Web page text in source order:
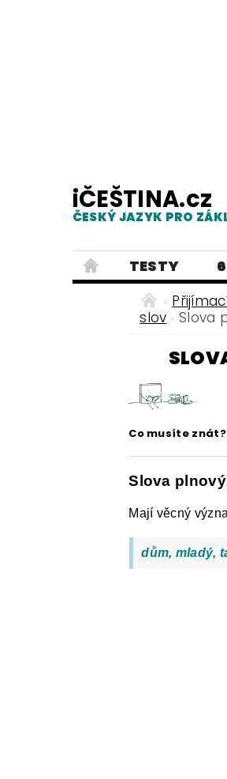
iČEŠTINA.cz
ČESKÝ JAZYK PRO
TESTY
PRAVOPIS
E-SHOP 2
ČEŠTINA PRO
ČESKÝ JAZYK
O NAŠICH
slov
Slova
Co musíte znát?
Slova
Mají věcný
dům, mladý,